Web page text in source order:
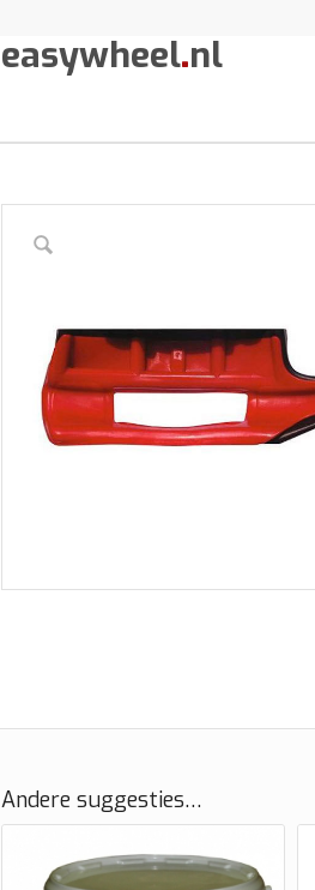
easywheel.nl
Andere suggesties…